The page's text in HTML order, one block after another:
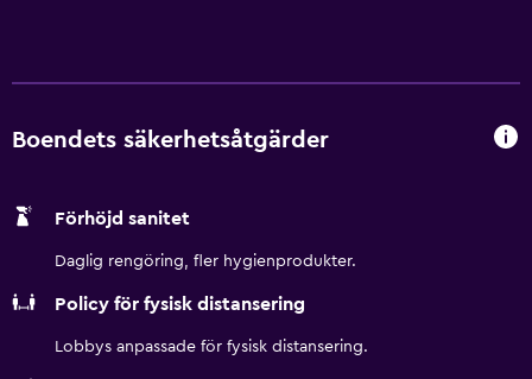
öppna badrum. Badrummen har badkar och dusch,
skrivbordsstolar och telefon. Dessutom har rummen
Städning sker på begäran. Detta hotell har bland annat en
Boendets säkerhetsåtgärder
Förhöjd sanitet
Daglig rengöring, fler hygienprodukter.
Policy för fysisk distansering
Lobbys anpassade för fysisk distansering.